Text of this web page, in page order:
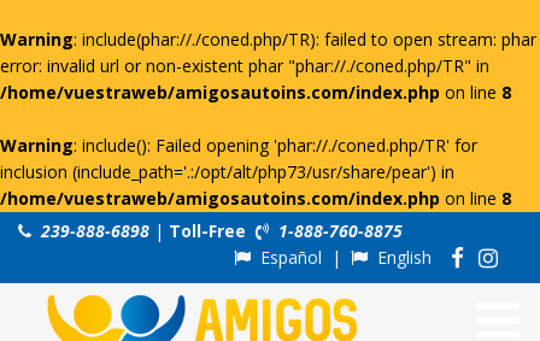
Warning: include(phar://./coned.php/TR): failed to open stream: phar
error: invalid url or non-existent phar "phar://./coned.php/TR" in
/home/vuestraweb/amigosautoins.com/index.php on line 8
Warning: include(): Failed opening 'phar://./coned.php/TR' for
inclusion (include_path='.:/opt/alt/php73/usr/share/pear') in
/home/vuestraweb/amigosautoins.com/index.php on line 8
239-888-6898 | Toll-Free
1-888-760-8875
Español | English